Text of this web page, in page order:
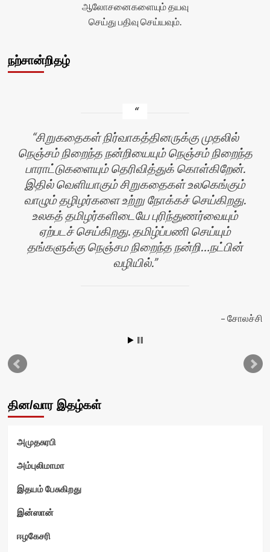
ஆலோசனைகளையும் தயவு
செய்து பதிவு செய்யவும்.
நற்சான்றிதழ்
சிறுகதைகள் நிர்வாகத்தினருக்கு முதலில்
நெஞ்சம் நிறைந்த நன்றியையும் நெஞ்சம் நிறைந்த
பாராட்டுகளையும் தெரிவித்துக் கொள்கிறேன்.
இதில் வெளியாகும் சிறுகதைகள் உலகெங்கும்
வாழும் தழிழர்களை உற்று நோக்கச் செய்கிறது.
உலகத் தமிழர்களிடையே புரிந்துணர்வையும்
ஏற்படச் செய்கிறது. தமிழ்ப்பணி செய்யும்
தங்களுக்கு நெஞ்சம நிறைந்த நன்றி…நட்பின்
வழியில்.
சோலச்சி
தின/வார இதழ்கள்
அமுதசுரபி
அம்புலிமாமா
இதயம் பேசுகிறது
இன்ஸான்
ஈழகேசரி